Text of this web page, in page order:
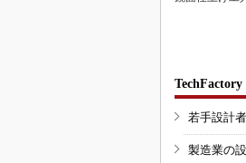
若手設計
製造業の